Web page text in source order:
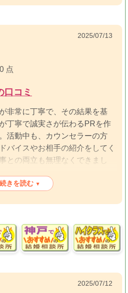
所ならではの婚活には苦戦しま
くずっと話し続ける姿が可愛い
ときから好意を持てるお相手に
ことができました。
ながら笑いを交えた彼らしいも
くださいと言っていただきまし
頭の中でいっぱいになり、この
かと不安になりました。
分で見つけ素直に聞くことがで
います。
答えいただきました。
からですが、今は本当に今まで
2025/07/13
点
口コミ
非常に丁寧で、その結果を基
丁寧で誠実さが伝わるPRを作
活動中も、カウンセラーの方
バイスやお相手の紹介をしてく
との両立も無理なくできまし
ミングでの真剣交際にも勧め、
ことができました
非常に感謝しております！
続きを読む ▾
2025/07/12